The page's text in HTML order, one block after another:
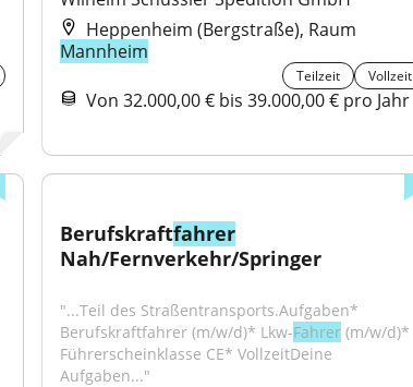
Heppenheim (Bergstraße), Raum
Mannheim
Teilzeit Vollzeit
Von 32.000,00 € bis 39.000,00 € pro Jahr
Berufskraftfahrer
Nah/Fernverkehr/Springer
"...Teil des Straßentransports.Aufgaben*
Berufskraftfahrer (m/w/d)* Lkw-Fahrer (m/w/d)*
Führerscheinklasse CE* VollzeitDeine
Aufgaben..."